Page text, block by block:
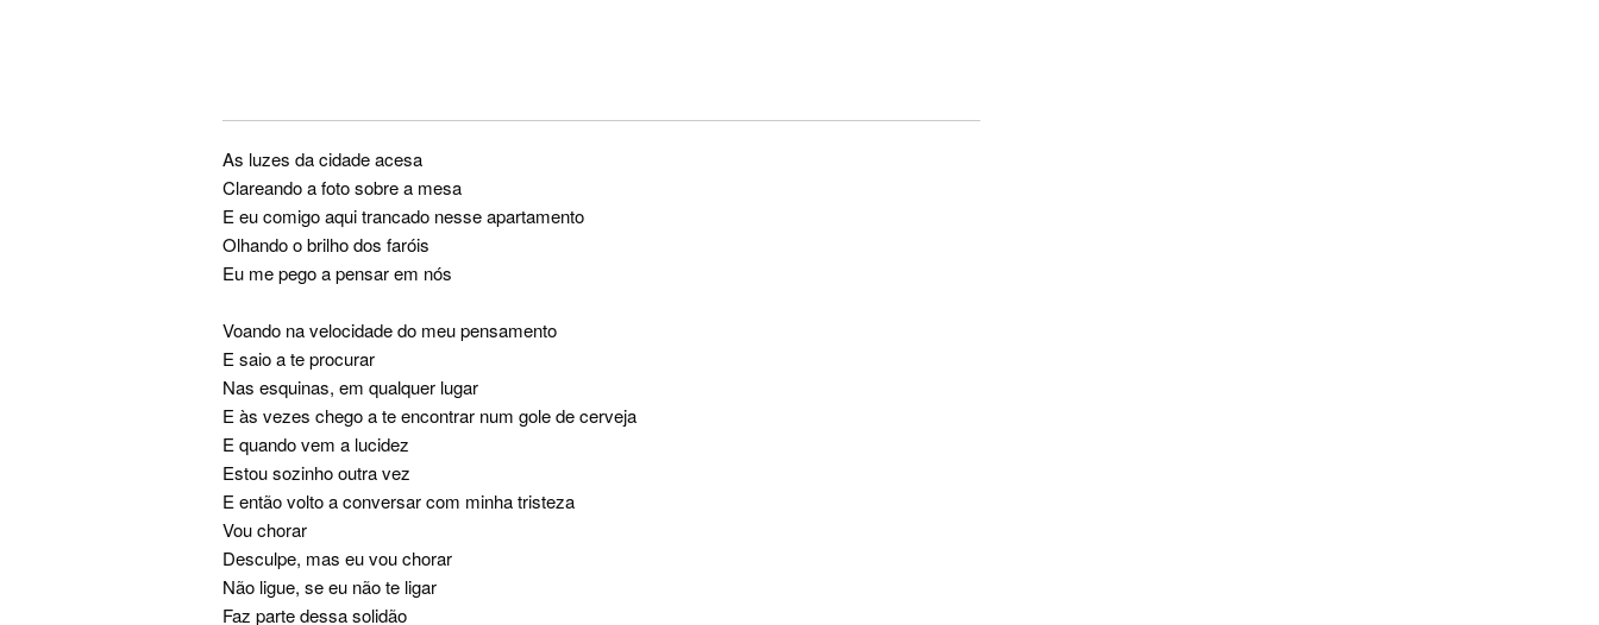
As luzes da cidade acesa
Clareando a foto sobre a mesa
E eu comigo aqui trancado nesse apartamento
Olhando o brilho dos faróis
Eu me pego a pensar em nós
Voando na velocidade do meu pensamento
E saio a te procurar
Nas esquinas, em qualquer lugar
E às vezes chego a te encontrar num gole de cerveja
E quando vem a lucidez
Estou sozinho outra vez
E então volto a conversar com minha tristeza
Vou chorar
Desculpe, mas eu vou chorar
Não ligue, se eu não te ligar
Faz parte dessa solidão